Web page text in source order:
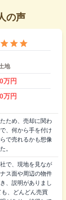
の声
地
万円
万円
ため、売却に関わ
、何から手を付け
で売れるかも想像
。
で、現地を見なが
ス面や周辺の物件
、説明がありまし
、どんどん売買